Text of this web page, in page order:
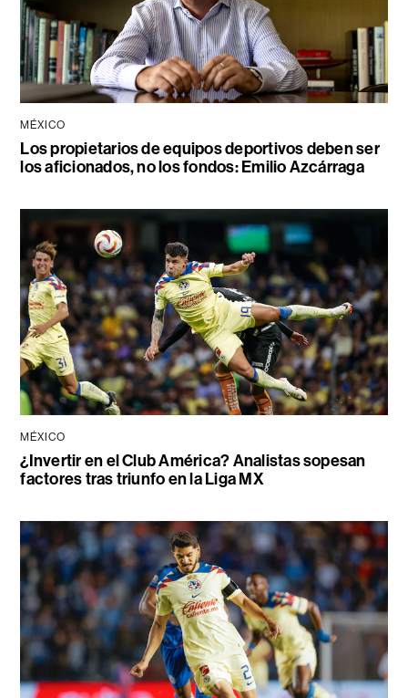
MÉXICO
Los propietarios de equipos deportivos deben ser
los aficionados, no los fondos: Emilio Azcárraga
MÉXICO
¿Invertir en el Club América? Analistas sopesan
factores tras triunfo en la Liga MX